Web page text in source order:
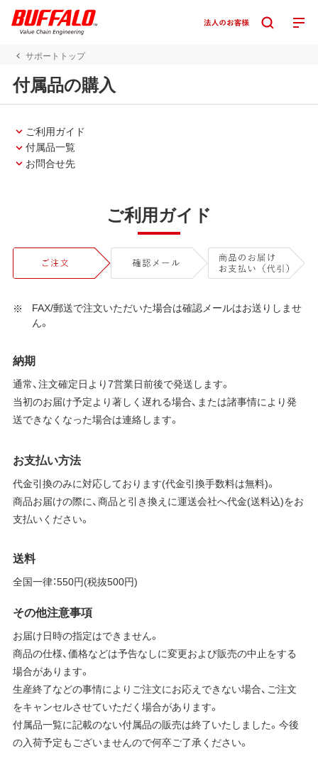
サポートトップ
付属品の購入
ご利用ガイド
付属品一覧
お問合せ先
ご利用ガイド
FAX/郵送で注文いただいた場合は確認メールはお送りしませ
ん。
納期
通常、注文確定日より7営業日前後で発送します。
当初のお届け予定より著しく遅れる場合、または諸事情により発
送できなくなった場合は連絡します。
お支払い方法
代金引換のみに対応しております(代金引換手数料は無料)。
商品お届けの際に、商品と引き換えに運送会社へ代金(送料込)をお
支払いください。
送料
全国一律：550円(税抜500円)
その他注意事項
お届け日時の指定はできません。
商品の仕様、価格などは予告なしに変更および販売の中止をする
場合があります。
生産終了などの事情によりご注文にお応えできない場合、ご注文
をキャンセルさせていただく場合があります。
付属品一覧に記載のない付属品の販売は終了いたしました。今後
の入荷予定もございませんので何卒ご了承ください。